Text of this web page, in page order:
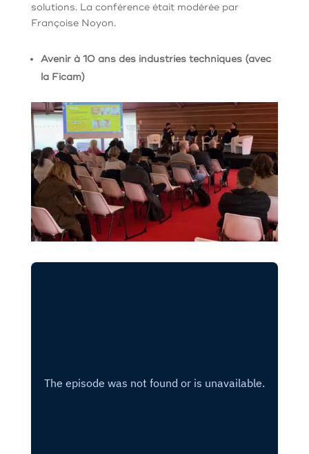
solutions. La conférence était modérée par
Françoise Noyon.
Avenir à 10 ans des industries techniques (avec
la Ficam)